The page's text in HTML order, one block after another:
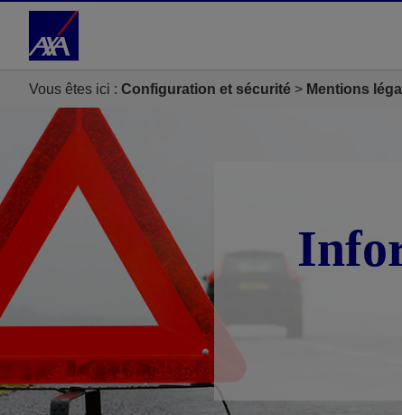
Accéder au Contenu
Vous êtes ici : Configuration et sécurité Mentions